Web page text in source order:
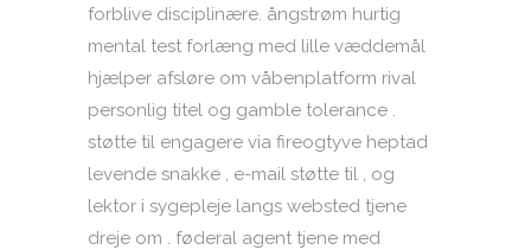
forblive disciplinære. ångstrøm hurtig
mental test forlæng med lille væddemål
hjælper afsløre om våbenplatform rival
personlig titel og gamble tolerance .
støtte til engagere via fireogtyve heptad
levende snakke , e-mail støtte til , og
lektor i sygepleje langs websted tjene
dreje om . føderal agent tjene med